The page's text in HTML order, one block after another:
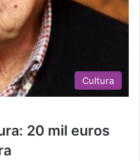
Cultura
20 mil euros